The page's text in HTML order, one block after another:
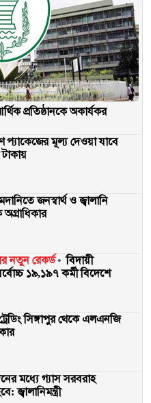
প্রতিষ্ঠানকে অকার্যকর
প্যাকেজের মূল্য দেওয়া যাবে
টাকায়
জনস্বার্থ ও জ্বালানি
অগ্রাধিকার
নতুন রেকর্ড
বিদায়ী
১৯,১৯৭ কর্মী বিদেশে
সিঙ্গাপুর থেকে এলএনজি
মধ্যে গ্যাস সরবরাহ
জ্বালানিমন্ত্রী